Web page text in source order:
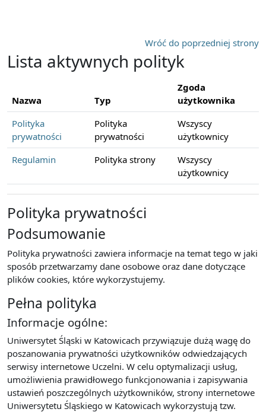
Wróć do poprzedniej strony
Lista aktywnych polityk
Nazwa Typ
Zgoda
użytkownika
Polityka
prywatności
Polityka
prywatności
Wszyscy
użytkownicy
Regulamin
Polityka strony
Wszyscy
użytkownicy
Polityka prywatności
Podsumowanie
Polityka prywatności zawiera informacje na temat tego w jaki
sposób przetwarzamy dane osobowe oraz dane dotyczące
plików cookies, które wykorzystujemy.
Pełna polityka
Informacje ogólne:
Uniwersytet Śląski w Katowicach przywiązuje dużą wagę do
poszanowania prywatności użytkowników odwiedzających
serwisy internetowe Uczelni. W celu optymalizacji usług,
umożliwienia prawidłowego funkcjonowania i zapisywania
ustawień poszczególnych użytkowników, strony internetowe
Uniwersytetu Śląskiego w Katowicach wykorzystują tzw.